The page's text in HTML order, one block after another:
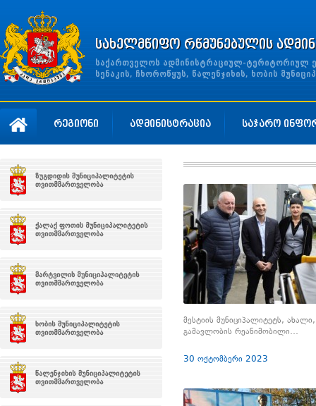
სახელმწიფო რწმუნებულის
საქართველოს ადმინისტრაციულ-ტერიტორიულ
სენაკის, ჩხოროწყუს, წალენჯიხის, ხობის
რეგიონი ადმინისტრაცია საჯარო
მესტიის მუნიციპალიტეტს,
გამავლობის რეანიმობილი…
30 ოქტომბერი 2023